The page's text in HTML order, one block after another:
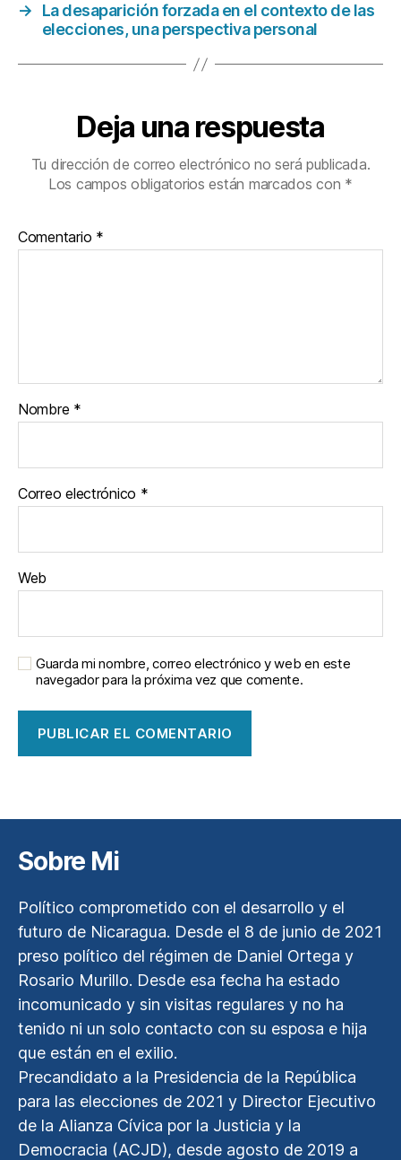
→
La desaparición forzada en el contexto de las
elecciones, una perspectiva personal
Deja una respuesta
Tu dirección de correo electrónico no será publicada.
Los campos obligatorios están marcados con *
Comentario *
Nombre *
Correo electrónico *
Web
Guarda mi nombre, correo electrónico y web en este
navegador para la próxima vez que comente.
Sobre Mi
Político comprometido con el desarrollo y el
futuro de Nicaragua. Desde el 8 de junio de 2021
preso político del régimen de Daniel Ortega y
Rosario Murillo. Desde esa fecha ha estado
incomunicado y sin visitas regulares y no ha
tenido ni un solo contacto con su esposa e hija
que están en el exilio.
Precandidato a la Presidencia de la República
para las elecciones de 2021 y Director Ejecutivo
de la Alianza Cívica por la Justicia y la
Democracia (ACJD), desde agosto de 2019 a